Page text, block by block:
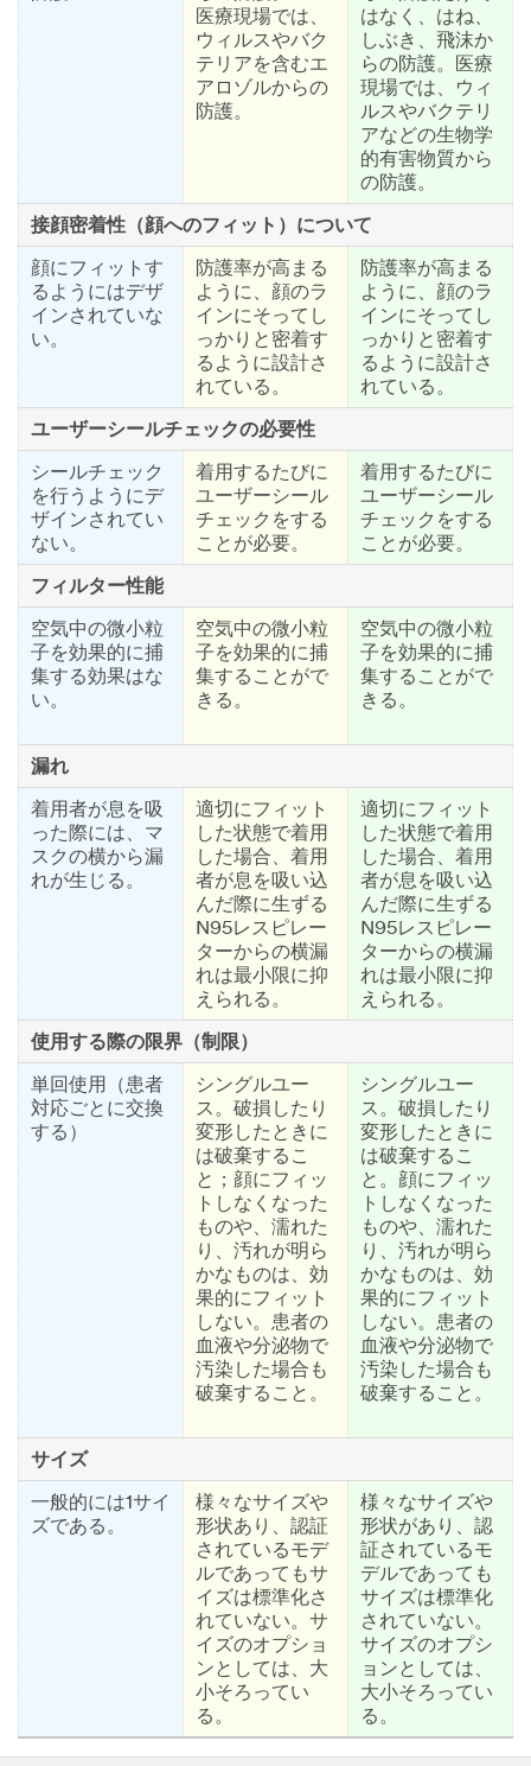
医療現場では、
ウィルスやバク
テリアを含むエ
アロゾルからの
防護。
はなく、はね、
しぶき、飛沫か
らの防護。医療
現場では、ウィ
ルスやバクテリ
アなどの生物学
的有害物質から
の防護。
接顔密着性（顔へのフィット）について
顔にフィットす
るようにはデザ
インされていな
い。
防護率が高まる
ように、顔のラ
インにそってし
っかりと密着す
るように設計さ
れている。
防護率が高まる
ように、顔のラ
インにそってし
っかりと密着す
るように設計さ
れている。
ユーザーシールチェックの必要性
シールチェック
を行うようにデ
ザインされてい
ない。
着用するたびに
ユーザーシール
チェックをする
ことが必要。
着用するたびに
ユーザーシール
チェックをする
ことが必要。
フィルター性能
空気中の微小粒
子を効果的に捕
集する効果はな
い。
空気中の微小粒
子を効果的に捕
集することがで
きる。
空気中の微小粒
子を効果的に捕
集することがで
きる。
漏れ
着用者が息を吸
った際には、マ
スクの横から漏
れが生じる。
適切にフィット
した状態で着用
した場合、着用
者が息を吸い込
んだ際に生ずる
N95レスピレー
ターからの横漏
れは最小限に抑
えられる。
適切にフィット
した状態で着用
した場合、着用
者が息を吸い込
んだ際に生ずる
N95レスピレー
ターからの横漏
れは最小限に抑
えられる。
使用する際の限界（制限）
単回使用（患者
対応ごとに交換
する）
シングルユー
ス。破損したり
変形したときに
は破棄するこ
と；顔にフィッ
トしなくなった
ものや、濡れた
り、汚れが明ら
かなものは、効
果的にフィット
しない。患者の
血液や分泌物で
汚染した場合も
破棄すること。
シングルユー
ス。破損したり
変形したときに
は破棄するこ
と。顔にフィッ
トしなくなった
ものや、濡れた
り、汚れが明ら
かなものは、効
果的にフィット
しない。患者の
血液や分泌物で
汚染した場合も
破棄すること。
サイズ
一般的には1サイ
ズである。
様々なサイズや
形状あり、認証
されているモデ
ルであってもサ
イズは標準化さ
れていない。サ
イズのオプショ
ンとしては、大
小そろってい
る。
様々なサイズや
形状があり、認
証されているモ
デルであっても
サイズは標準化
されていない。
サイズのオプシ
ョンとしては、
大小そろってい
る。